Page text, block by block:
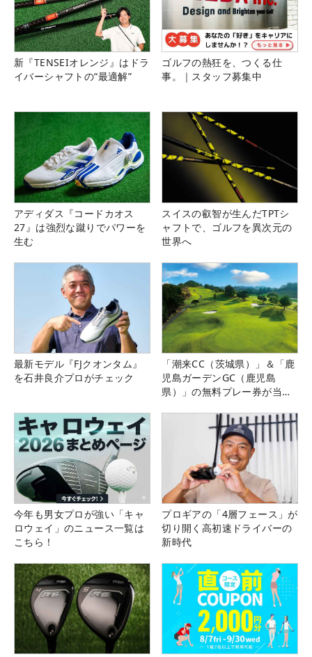
新『TENSEIオレンジ』はドラ
イバーシャフトの“最適解”
ゴルフの熱狂を、つくる仕
事。｜スタッフ募集中
アディダス『コードカオス
27』は強烈な蹴りでパワーを
生む
スイスの叡智が生んだTPTシ
ャフトで、ゴルフを異次元の
世界へ
最新モデル『FJクオンタム』
を石井良介プロがチェック
「潮来CC（茨城県）」＆「鹿
児島ガーデンGC（鹿児島
県）」の無料プレー券が当た
今年も男女プロが強い「キャ
ロウェイ」のニュース一覧は
こちら！
プロギアの「4層フェース」が
切り開く高初速ドライバーの
新時代